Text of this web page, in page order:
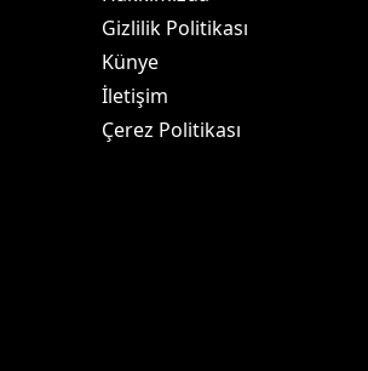
Gizlilik Politikası
Künye
İletişim
Çerez Politikası